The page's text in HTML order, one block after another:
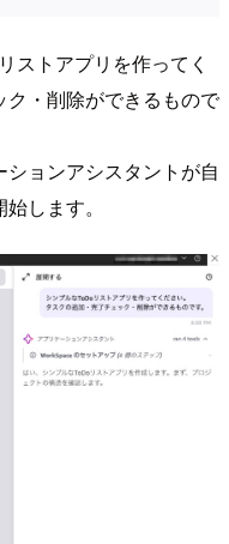
ストアプリを作ってく
・削除ができるもので
ョンアシスタントが自
します。